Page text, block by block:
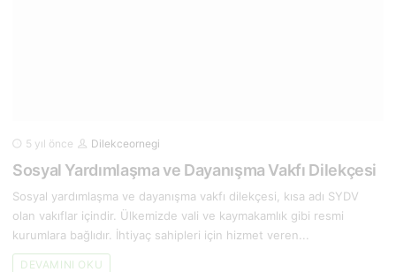
5 yıl önce Dilekceornegi
Sosyal Yardımlaşma ve Dayanışma Vakfı Dilekçesi
Sosyal yardımlaşma ve dayanışma vakfı dilekçesi, kısa adı SYDV
olan vakıflar içindir. Ülkemizde vali ve kaymakamlık gibi resmi
kurumlara bağlıdır. İhtiyaç sahipleri için hizmet veren...
DEVAMINI OKU